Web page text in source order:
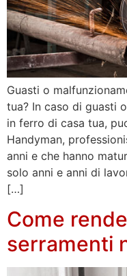
Guasti o
tua? In caso di guasti
in ferro di casa tua,
Handyman,
anni e che hanno
solo anni e anni di
[…]
Come
serramenti